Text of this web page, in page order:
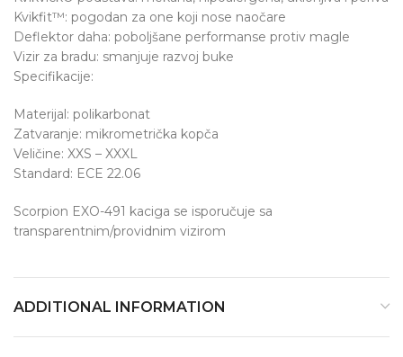
Kvikfit™: pogodan za one koji nose naočare
Deflektor daha: poboljšane performanse protiv magle
Vizir za bradu: smanjuje razvoj buke
Specifikacije:
Materijal: polikarbonat
Zatvaranje: mikrometrička kopča
Veličine: XXS – XXXL
Standard: ECE 22.06
Scorpion EXO-491 kaciga se isporučuje sa
transparentnim/providnim vizirom
ADDITIONAL INFORMATION